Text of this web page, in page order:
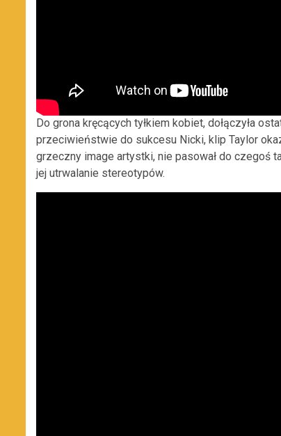
Do grona kręcących tyłkiem kobiet, dołączyła
przeciwieństwie do sukcesu Nicki, klip Taylor
grzeczny image artystki, nie pasował do czegoś
jej utrwalanie stereotypów.